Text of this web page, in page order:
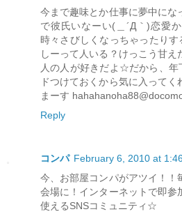
今まで趣味とか仕事に夢中にな
で彼氏いなーい(＿´Д｀)恋愛
時々さびしくなっちゃったり
しーって人いる？けっこう甘
人の人が好きだよ☆だから、
ドつけておくから気に入って
まーす
Reply
コンパ February 6, 2010 at
今、お部屋コンパがアツイ！！
会場に！インターネットで即参
使えるSNSコミュニティ☆